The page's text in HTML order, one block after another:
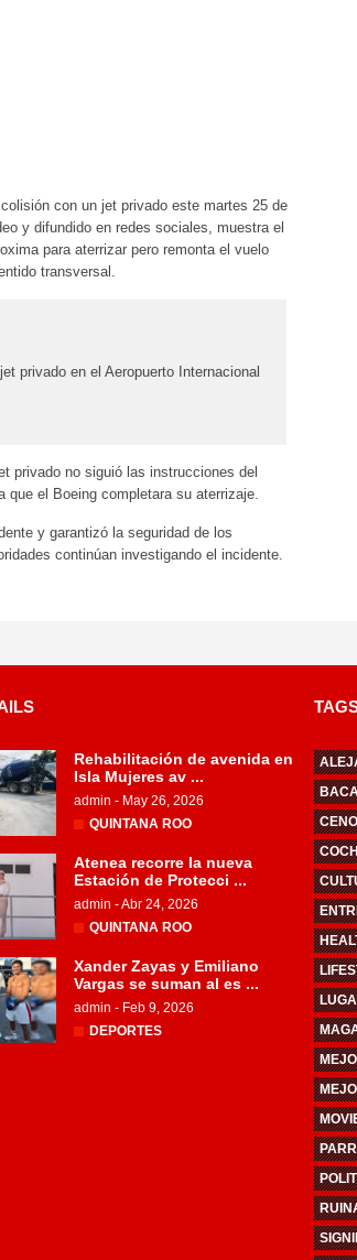
con un jet privado este martes 25 de
y difundido en redes sociales, muestra el
para aterrizar pero remonta el vuelo
transversal.
privado en el Aeropuerto Internacional
privado no siguió las instrucciones del
que el Boeing completara su aterrizaje.
y garantizó la seguridad de los
continúan investigando el incidente.
Rehabilitación de avenida en
Isla Mujeres av ...
admin - May 26, 2026
QUINTANA ROO
Atenea recorre la nueva
Estación de Protecci ...
admin -Abr 24, 2026
QUINTANA ROO
Xander Zayas y Emiliano
Vargas se suman al es ...
admin - Feb 9, 2026
DEPORTES